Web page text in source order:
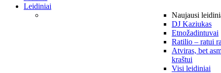
Leidiniai
Naujausi
DJ Kaziukas
Etnožadintuvai
Ratilio – ratui
Atviras, bet
kraštui
Visi leidiniai